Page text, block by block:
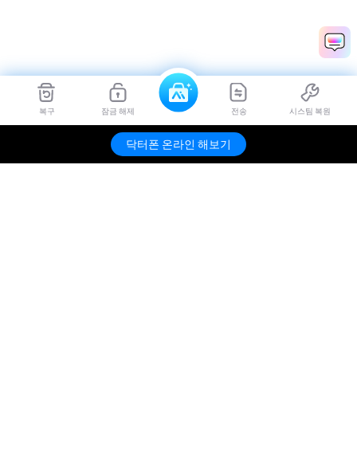
복구 잠금 해제 전송 시스팀 복원
닥터폰 온라인 해보기